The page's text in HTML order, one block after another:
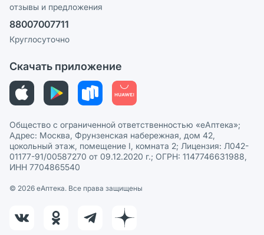
Ваши товары на ЕАПТЕКЕ
Политика конфиденциальности
Пользовательское соглашение
Политика рекомендаций
Этика и соответствие
Политика в отношении обработки персональных данных
отзывы и предложения
88007007711
Круглосуточно
Скачать приложение
Общество с ограниченной ответственностью «еАптека»;
Адрес: Москва, Фрунзенская набережная, дом 42,
цокольный этаж, помещение I, комната 2; Лицензия: Л042-
01177-91/00587270 от 09.12.2020 г.; ОГРН: 1147746631988,
ИНН 7704865540
© 2026 eАптека. Все права защищены